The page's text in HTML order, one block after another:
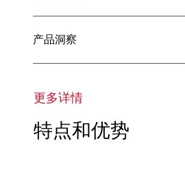
产品洞察
更多详情
特点和优势